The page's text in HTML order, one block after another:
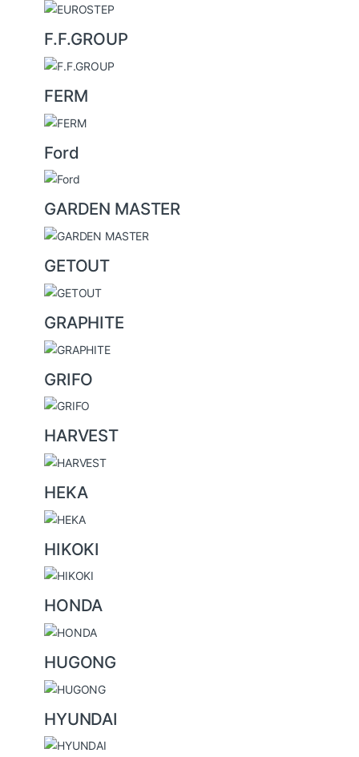
F.F.GROUP
FERM
Ford
GARDEN MASTER
GETOUT
GRAPHITE
GRIFO
HARVEST
HEKA
HIKOKI
HONDA
HUGONG
HYUNDAI